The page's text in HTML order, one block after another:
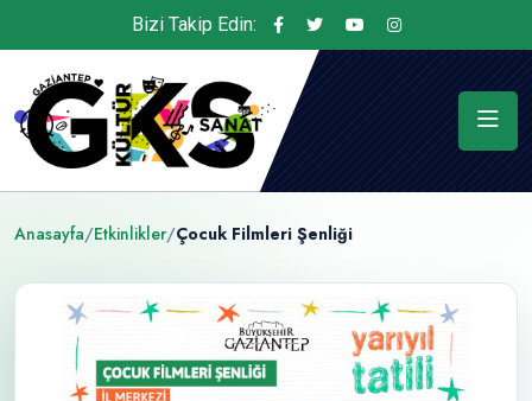
Bizi Takip Edin:
Anasayfa/Etkinlikler/Çocuk Filmleri Şenliği